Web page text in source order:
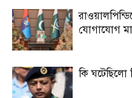
যোগাযোগ
কি ঘটেছিলো